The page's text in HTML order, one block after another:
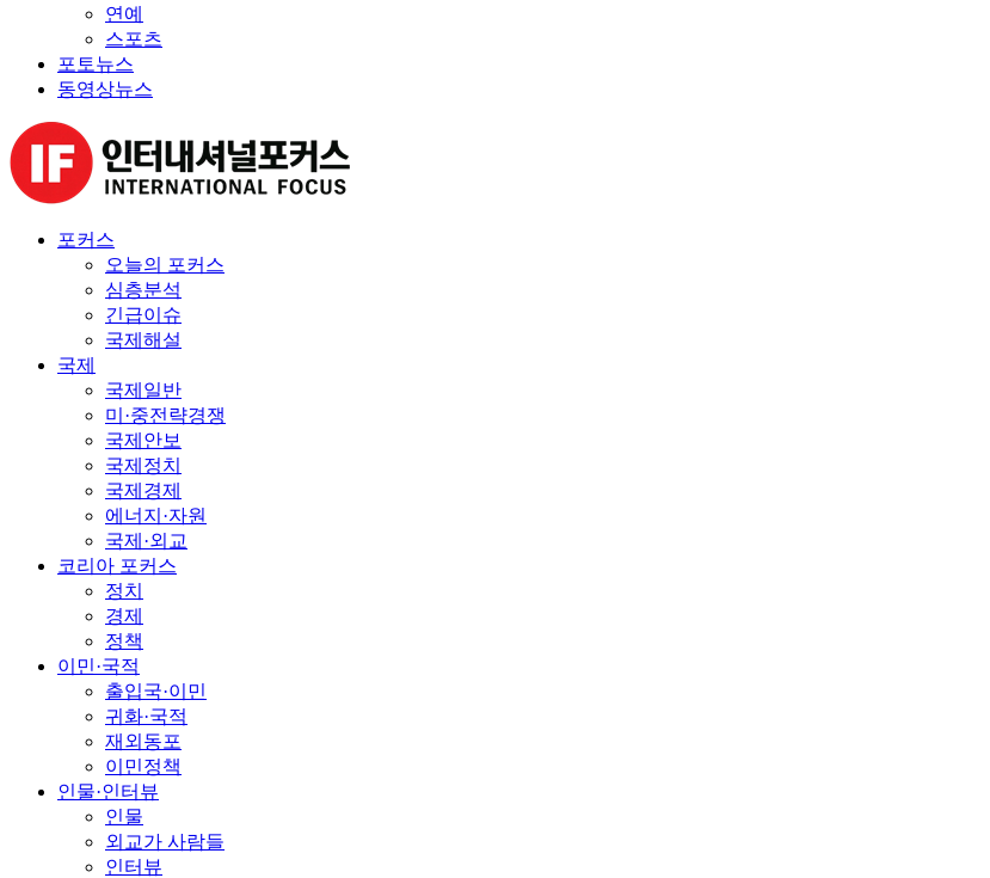
연예
스포츠
포토뉴스
동영상뉴스
포커스
오늘의 포커스
심층분석
긴급이슈
국제해설
국제
국제일반
미·중전략경쟁
국제안보
국제정치
국제경제
에너지·자원
국제·외교
코리아 포커스
정치
경제
정책
이민·국적
출입국·이민
귀화·국적
재외동포
이민정책
인물·인터뷰
인물
외교가 사람들
인터뷰